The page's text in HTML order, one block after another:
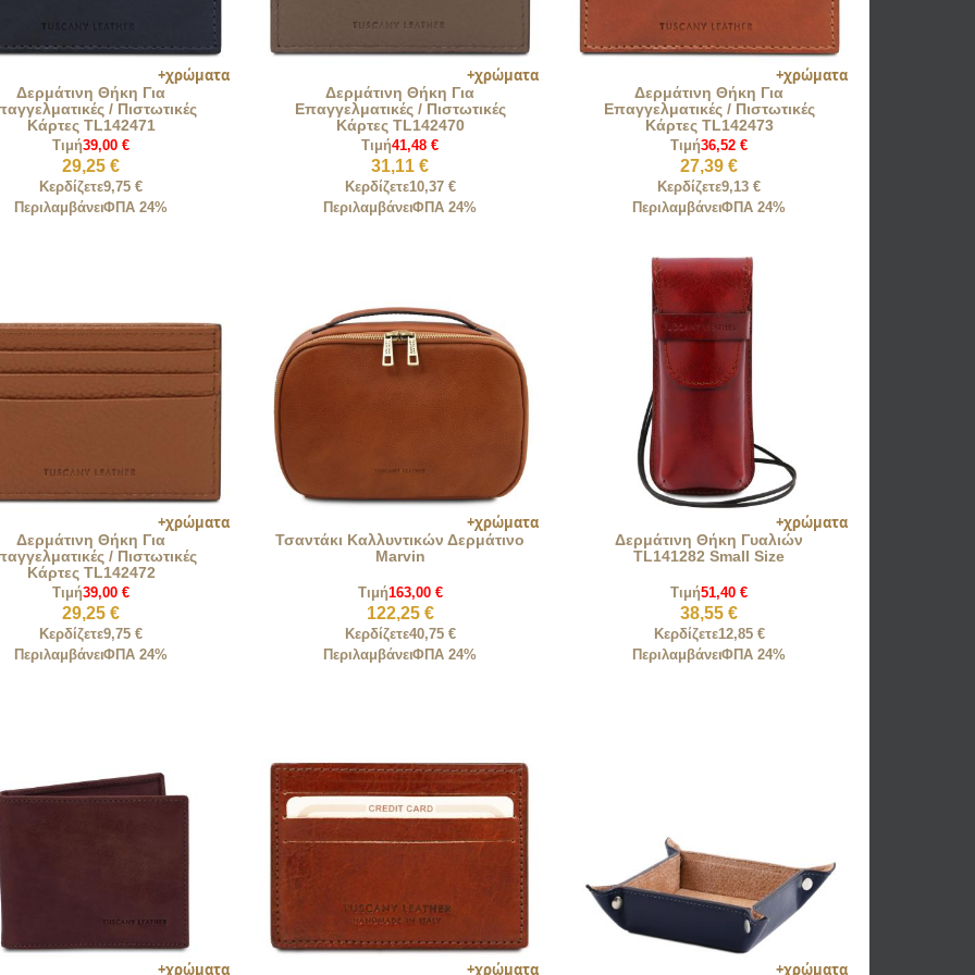
Δερμάτινη Θήκη Για
/ Πιστωτικές
Κάρτες TL142471
Τιμή39,00 €
29,25 €
Κερδίζετε9,75 €
ΠεριλαμβάνειΦΠΑ 24%
Δερμάτινη Θήκη Για
Επαγγελματικές / Πιστωτικές
Κάρτες TL142470
Τιμή41,48 €
31,11 €
Κερδίζετε10,37 €
ΠεριλαμβάνειΦΠΑ 24%
Δερμάτινη Θήκη Για
Επαγγελματικές / Πιστωτικές
Κάρτες TL142473
Τιμή36,52 €
27,39 €
Κερδίζετε9,13 €
ΠεριλαμβάνειΦΠΑ 24%
Δερμάτινη Θήκη Για
/ Πιστωτικές
Κάρτες TL142472
Τιμή39,00 €
29,25 €
Κερδίζετε9,75 €
ΠεριλαμβάνειΦΠΑ 24%
Τσαντάκι Καλλυντικών Δερμάτινο
Marvin
Τιμή163,00 €
122,25 €
Κερδίζετε40,75 €
ΠεριλαμβάνειΦΠΑ 24%
Δερμάτινη Θήκη Γυαλιών
TL141282 Small Size
Τιμή51,40 €
38,55 €
Κερδίζετε12,85 €
ΠεριλαμβάνειΦΠΑ 24%